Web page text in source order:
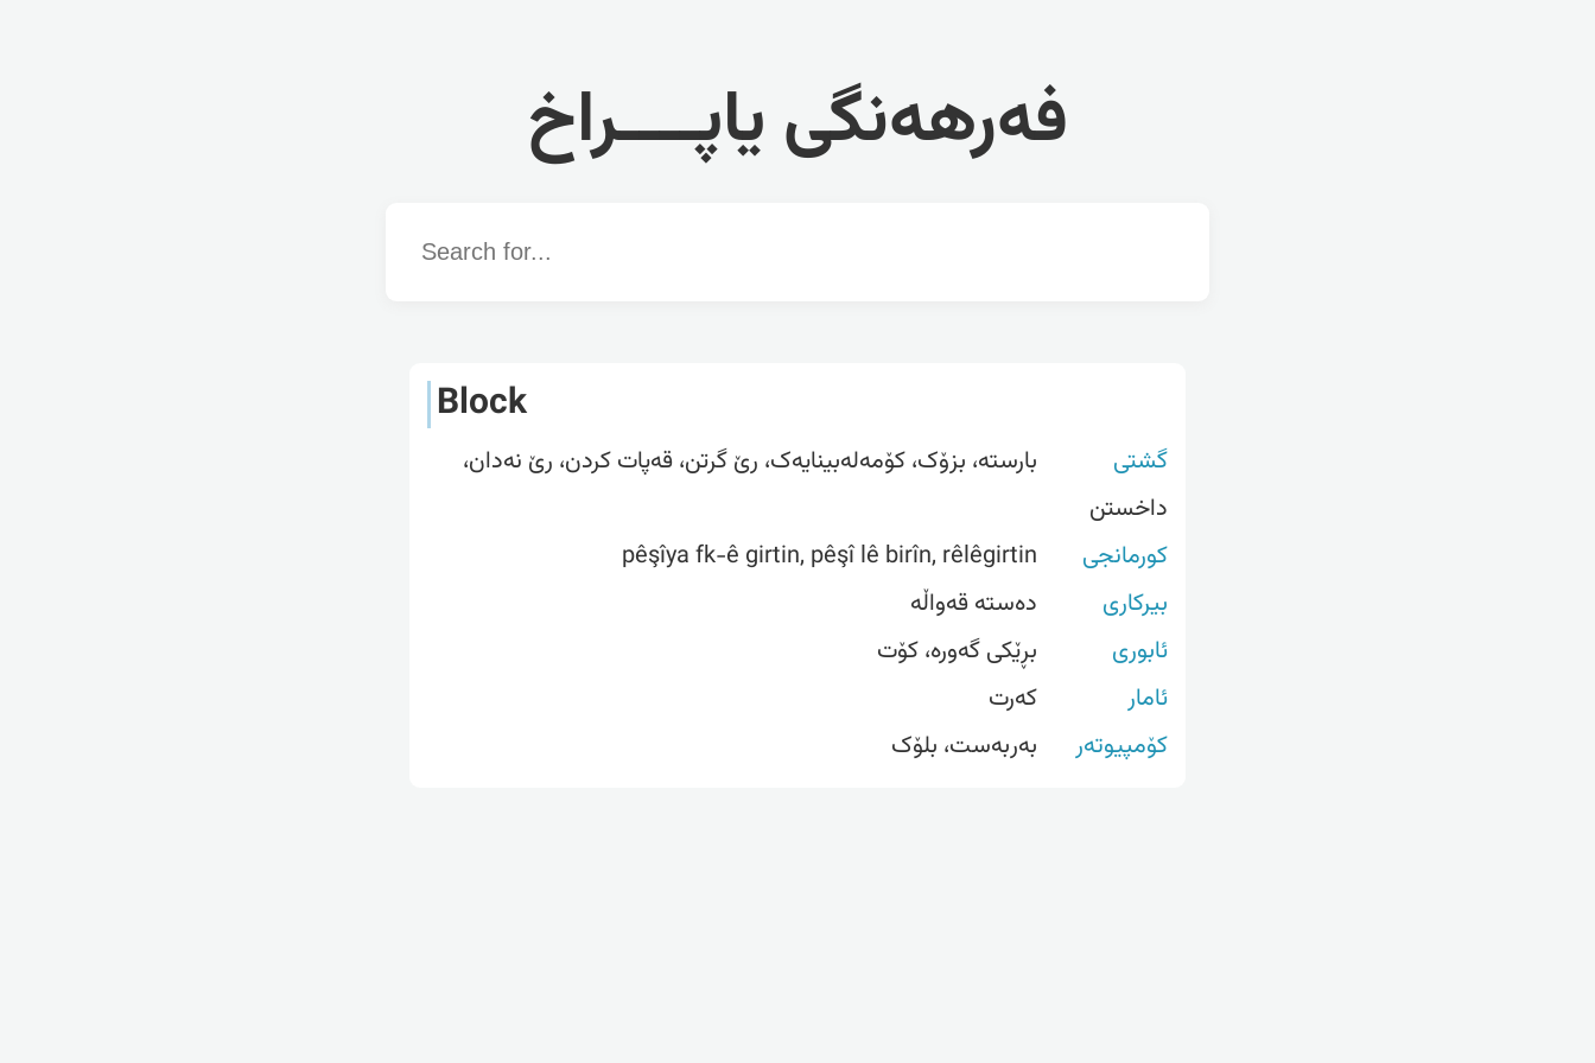
فەرهەنگی یاپــــراخ
Word
Block
گشتی
بارستە، بزۆک، کۆمەلەبینایەک، رێ گرتن، قەپات کردن، رێ نەدان،
داخستن
کورمانجی
pêşîya fk-ê girtin, pêşî lê birîn, rêlêgirtin
بیرکاری
دەستە قەواڵە
ئابوری
بڕێکی گەورە، کۆت
ئامار
کەرت
کۆمپیوتەر
به‌ربه‌ست، بلۆک